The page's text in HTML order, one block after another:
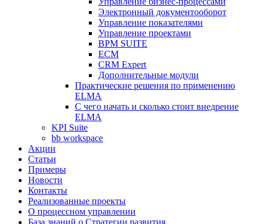
Электронный документооборот
Управление показателями
Управление проектами
BPM SUITE
ECM
CRM Expert
Дополнительные модули
Практические решения по применению
ELMA
С чего начать и сколько стоит внедрение
ELMA
KPI Suite
bb workspace
Акции
Статьи
Примеры
Новости
Контакты
Реализованные проекты
О процессном управлении
База знаний о Стратегии развития